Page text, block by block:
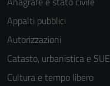
Appalti pubblici
Autorizzazioni
Catasto, urbanistica e SUE
Cultura e tempo libero